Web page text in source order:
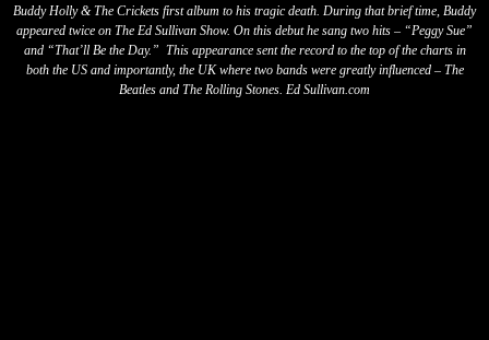
Buddy Holly & The Crickets first album to his tragic death. During that brief time, Buddy
appeared twice on The Ed Sullivan Show. On this debut he sang two hits – “Peggy Sue”
and “That’ll Be the Day.” This appearance sent the record to the top of the charts in
both the US and importantly, the UK where two bands were greatly influenced – The
Beatles and The Rolling Stones. Ed Sullivan.com